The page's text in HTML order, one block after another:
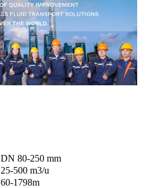
DN 80-250 mm
25-500 m3/u
60-1798m